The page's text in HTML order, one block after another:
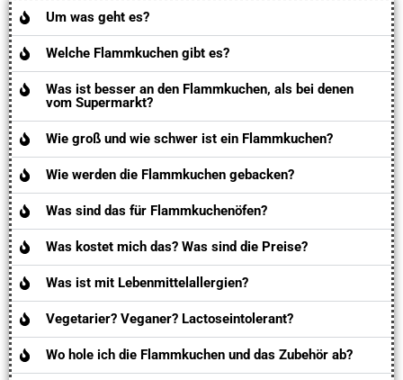
Um was geht es?
Welche Flammkuchen gibt es?
Was ist besser an den Flammkuchen, als bei denen
vom Supermarkt?
Wie groß und wie schwer ist ein Flammkuchen?
Wie werden die Flammkuchen gebacken?
Was sind das für Flammkuchenöfen?
Was kostet mich das? Was sind die Preise?
Was ist mit Lebenmittelallergien?
Vegetarier? Veganer? Lactoseintolerant?
Wo hole ich die Flammkuchen und das Zubehör ab?